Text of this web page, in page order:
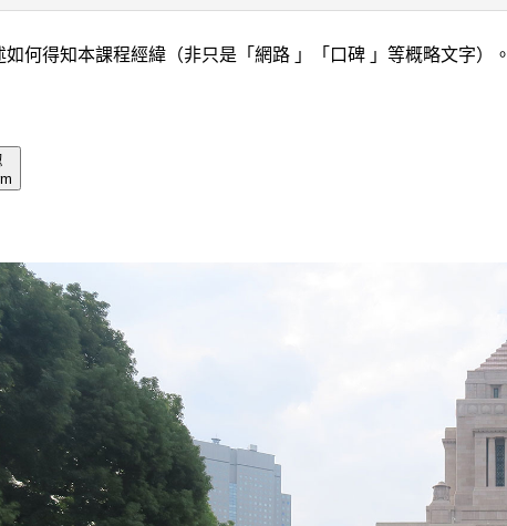
如何得知本課程經緯（非只是「網路 」「口碑 」等概略文字）。